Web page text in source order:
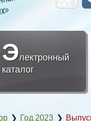
Электронный
каталог
❯ Год 2023 ❯